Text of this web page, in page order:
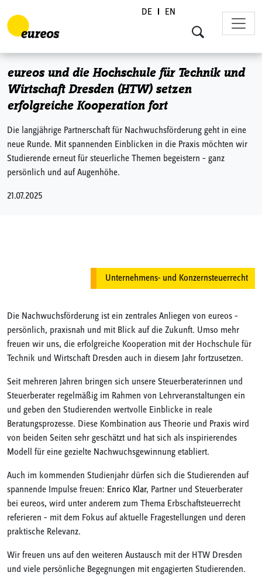
Skip to content
DE EN
eureos und die Hochschule für Technik und
Wirtschaft Dresden (HTW) setzen
erfolgreiche Kooperation fort
Die langjährige Partnerschaft für Nachwuchsförderung geht in eine
neue Runde. Mit spannenden Einblicken in die Praxis möchten wir
Studierende erneut für steuerliche Themen begeistern – ganz
persönlich und auf Augenhöhe.
21.07.2025
Unternehmens- und Konzernsteuerrecht
Die Nachwuchsförderung ist ein zentrales Anliegen von eureos –
persönlich, praxisnah und mit Blick auf die Zukunft. Umso mehr
freuen wir uns, die erfolgreiche Kooperation mit der Hochschule für
Technik und Wirtschaft Dresden auch in diesem Jahr fortzusetzen.
Seit mehreren Jahren bringen sich unsere Steuerberaterinnen und
Steuerberater regelmäßig im Rahmen von Lehrveranstaltungen ein
und geben den Studierenden wertvolle Einblicke in reale
Beratungsprozesse. Diese Kombination aus Theorie und Praxis wird
von beiden Seiten sehr geschätzt und hat sich als inspirierendes
Modell für eine gezielte Nachwuchsgewinnung etabliert.
Auch im kommenden Studienjahr dürfen sich die Studierenden auf
spannende Impulse freuen: Enrico Klar, Partner und Steuerberater
bei eureos, wird unter anderem zum Thema Erbschaftsteuerrecht
referieren – mit dem Fokus auf aktuelle Fragestellungen und deren
praktische Relevanz.
Wir freuen uns auf den weiteren Austausch mit der HTW Dresden
und viele persönliche Begegnungen mit engagierten Studierenden.